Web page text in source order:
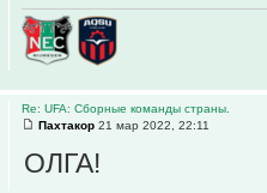
Re: UFA: Сборные команды страны.
Пахтакор 21 мар 2022, 22:11
ОЛГА!